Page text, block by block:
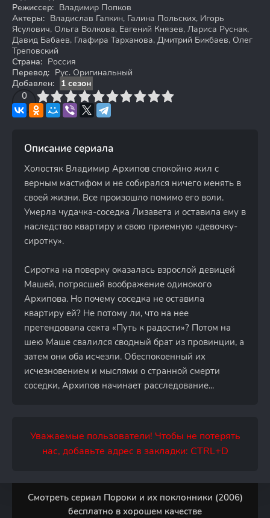
Режиссер: Владимир Попков
Актеры: Владислав Галкин, Галина Польских, Игорь
Ясулович, Ольга Волкова, Евгений Князев, Лариса Руснак,
Давид Бабаев, Глафира Тарханова, Дмитрий Бикбаев, Олег
Треповский
Страна: Россия
Перевод: Рус. Оригинальный
Добавлен:
1 сезон
0
4 6 7 8 9 10
Описание сериала
Холостяк Владимир Архипов спокойно жил с
верным мастифом и не собирался ничего менять в
своей жизни. Все произошло помимо его воли.
Умерла чудачка-соседка Лизавета и оставила ему в
наследство квартиру и свою приемную «девочку-
сиротку».
Сиротка на поверку оказалась взрослой девицей
Машей, потрясшей воображение одинокого
Архипова. Но почему соседка не оставила
квартиру ей? Не потому ли, что на нее
претендовала секта «Путь к радости»? Потом на
шею Маше свалился сводный брат из провинции, а
затем они оба исчезли. Обеспокоенный их
исчезновением и мыслями о странной смерти
соседки, Архипов начинает расследование...
Уважаемые пользователи! Чтобы не потерять
нас, добавьте адрес в закладки: CTRL+D
Смотреть сериал Пороки и их поклонники (2006)
бесплатно в хорошем качестве